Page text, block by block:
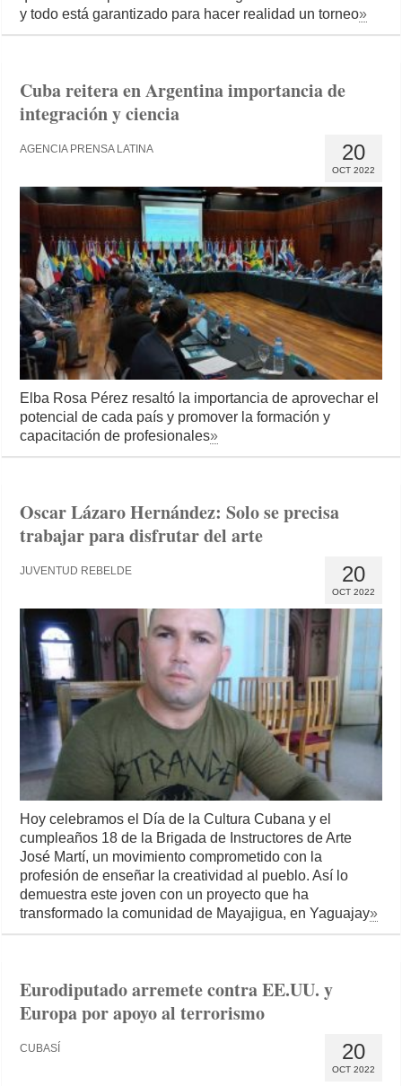
y todo está garantizado para hacer realidad un torneo»
Cuba reitera en Argentina importancia de
integración y ciencia
20
OCT 2022
AGENCIA PRENSA LATINA
Elba Rosa Pérez resaltó la importancia de aprovechar el
potencial de cada país y promover la formación y
capacitación de profesionales»
Oscar Lázaro Hernández: Solo se precisa
trabajar para disfrutar del arte
20
OCT 2022
JUVENTUD REBELDE
Hoy celebramos el Día de la Cultura Cubana y el
cumpleaños 18 de la Brigada de Instructores de Arte
José Martí, un movimiento comprometido con la
profesión de enseñar la creatividad al pueblo. Así lo
demuestra este joven con un proyecto que ha
transformado la comunidad de Mayajigua, en Yaguajay»
Eurodiputado arremete contra EE.UU. y
Europa por apoyo al terrorismo
20
OCT 2022
CUBASÍ